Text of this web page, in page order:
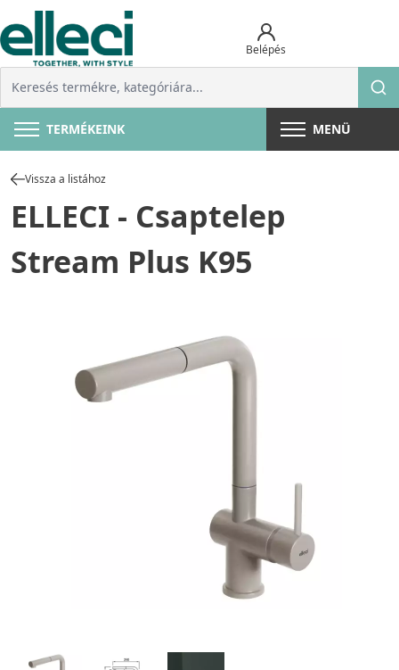
Belépés
TERMÉKEINK MENÜ
Vissza a listához
ELLECI - Csaptelep
Stream Plus K95